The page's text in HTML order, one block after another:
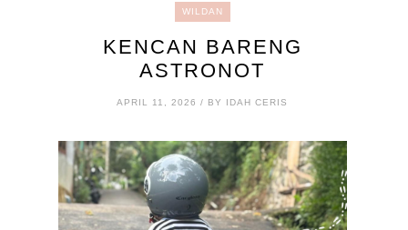
WILDAN
KENCAN BARENG
ASTRONOT
APRIL 11, 2026 / BY IDAH CERIS